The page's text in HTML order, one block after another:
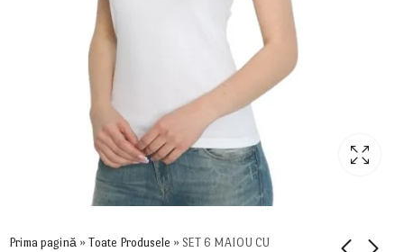
Prima pagină » Toate Produsele » SET 6 MAIOU CU